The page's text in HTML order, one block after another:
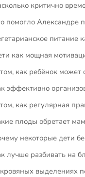
критично
помогло Александре
питание
как мощная
как ребёнок
эффективно
как регулярная
плоды обретает
некоторые дети
лучше разбивать на
выделениях